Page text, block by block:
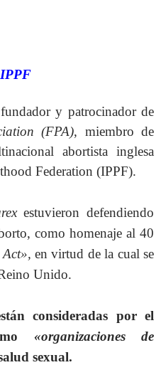
y patrocinador de
(FPA), miembro de
abortista inglesa
Federation (IPPF).
estuvieron defendiendo
como homenaje al 40
en virtud de la cual se
Unido.
consideradas por el
«organizaciones de
sexual.